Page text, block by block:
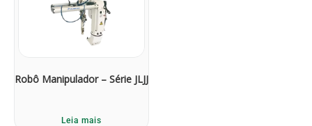
Robô Manipulador – Série JLJJ
Leia mais